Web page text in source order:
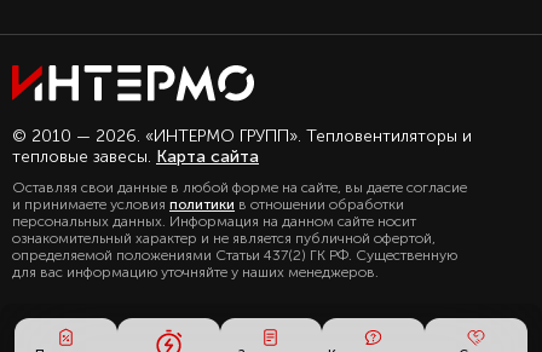
© 2010 — 2026. «ИНТЕРМО ГРУПП». Тепловентиляторы и
тепловые завесы. Карта сайта
Оставляя свои данные в любой форме на сайте, вы даете согласие
и принимаете условия политики в отношении обработки
персональных данных. Информация на данном сайте носит
ознакомительный характер и не является публичной офертой,
определяемой положениями Статьи 437(2) ГК РФ. Существенную
для вас информацию уточняйте у наших менеджеров.
Оставаясь с нами, вы соглашаетесь на
использование файлов куки.
персональных данных, можете
ознакомиться в нашем разделе
политика конфиденциальности